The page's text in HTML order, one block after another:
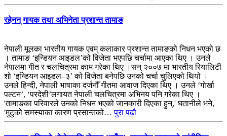
रहेनन् गायक तथा अभिनेता प्रशान्त तामाङ
नेपाली मूलका भारतीय गायक एवम् कलाकार प्रशान्त तामाङको निधन भएको छ
। तामाङ ‘इन्डियन आइडल’को विजेता भएपछि चर्चामा आएका थिए । उनले
नेपालमा गीत र चलचित्रमा काम गरेका थिए ।सन् २००७ मा भारतीय रियालिटी
शो ‘इन्डियन आइडल–३’ को विजेता बनेपछि उनको चर्चा चुलिएको थियो ।
उनले हिन्दी, नेपाली भाषाका दर्जनौँ गीतमा आवाज दिएका थिए । उनले ‘गोर्खा
पल्टन’, ‘परदेशी’लगायत नेपाली चलचित्रमा अभिनय पनि गरेका थिए ।
'तामाङका परिवारले उनको निधन भएको जानकारी दिएका हुन्,' घतानीले भने,
'मुटुको समस्याका कारण प्रसान्तको…पुरा पढौ